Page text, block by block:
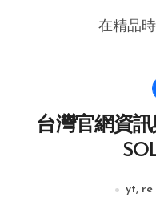
在精品
台灣官網資訊
yt, re